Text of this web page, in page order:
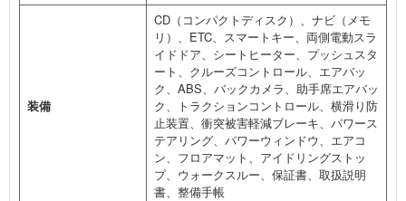
装備
CD（コンパクトディスク）、ナビ（メモ
リ）、ETC、スマートキー、両側電動スラ
イドドア、シートヒーター、プッシュスタ
ート、クルーズコントロール、エアバッ
ク、ABS、バックカメラ、助手席エアバッ
ク、トラクションコントロール、横滑り防
止装置、衝突被害軽減ブレーキ、パワース
テアリング、パワーウィンドウ、エアコ
ン、フロアマット、アイドリングストッ
プ、ウォークスルー、保証書、取扱説明
書、整備手帳